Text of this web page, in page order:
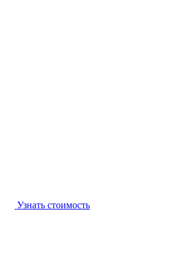
Узнать стоимость